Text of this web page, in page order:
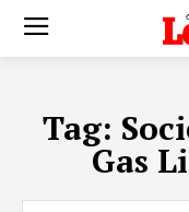
Tag:
Gas